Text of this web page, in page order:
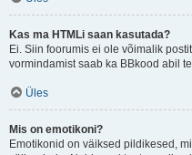
Kas ma HTMLi saan kasutada?
Ei. Siin foorumis ei ole võimalik
vormindamist saab ka BBkood abil
Üles
Mis on emotikoni?
Emotikonid on väiksed pildikesed,